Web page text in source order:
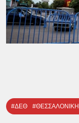
#ΔΕΘ #ΘΕΣΣΑΛΟΝΙΚΗ